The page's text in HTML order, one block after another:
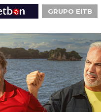
GRUPO EITB